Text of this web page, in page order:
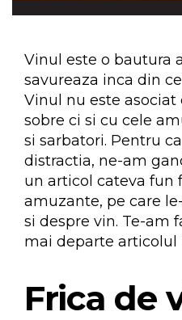
Vinul este o bautura
savureaza inca din
Vinul nu este
sobre ci si cu cele
si sarbatori. Pentru
distractia, ne-am
un articol cateva fun
amuzante, pe care
si despre vin. Te-am
mai departe articolul
Frica de